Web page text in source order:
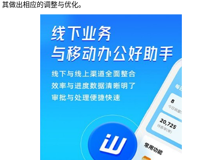
其做出相应的调整与优化。